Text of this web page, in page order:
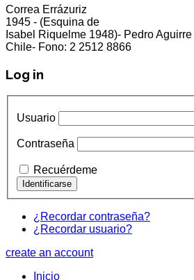
Correa Errázuriz
1945 - (Esquina de
Isabel Riquelme 1948)- Pedro
Chile- Fono: 2 2512 8866
Log in
Usuario
Contraseña
Recuérdeme
¿Recordar contraseña?
¿Recordar usuario?
create an account
Inicio